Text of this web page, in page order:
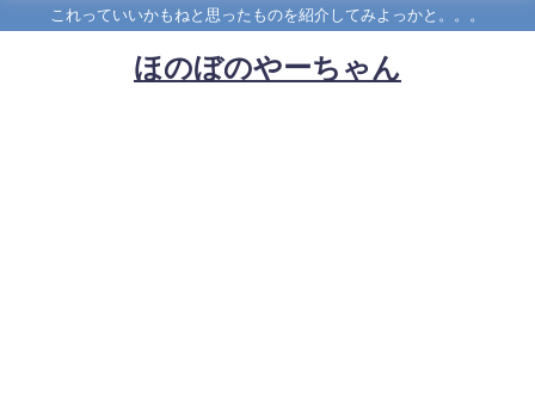
これっていいかもねと思ったものを紹介してみよっかと。。。
ほのぼのやーちゃん